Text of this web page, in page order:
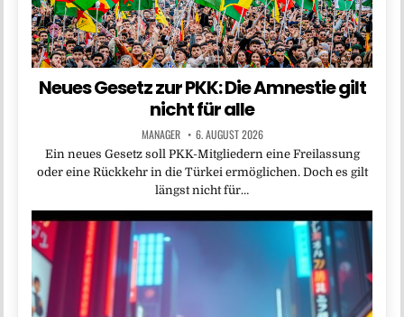
Neues Gesetz zur PKK: Die Amnestie gilt
nicht für alle
MANAGER 6. AUGUST 2026
Ein neues Gesetz soll PKK-Mitgliedern eine Freilassung
oder eine Rückkehr in die Türkei ermöglichen. Doch es gilt
längst nicht für…